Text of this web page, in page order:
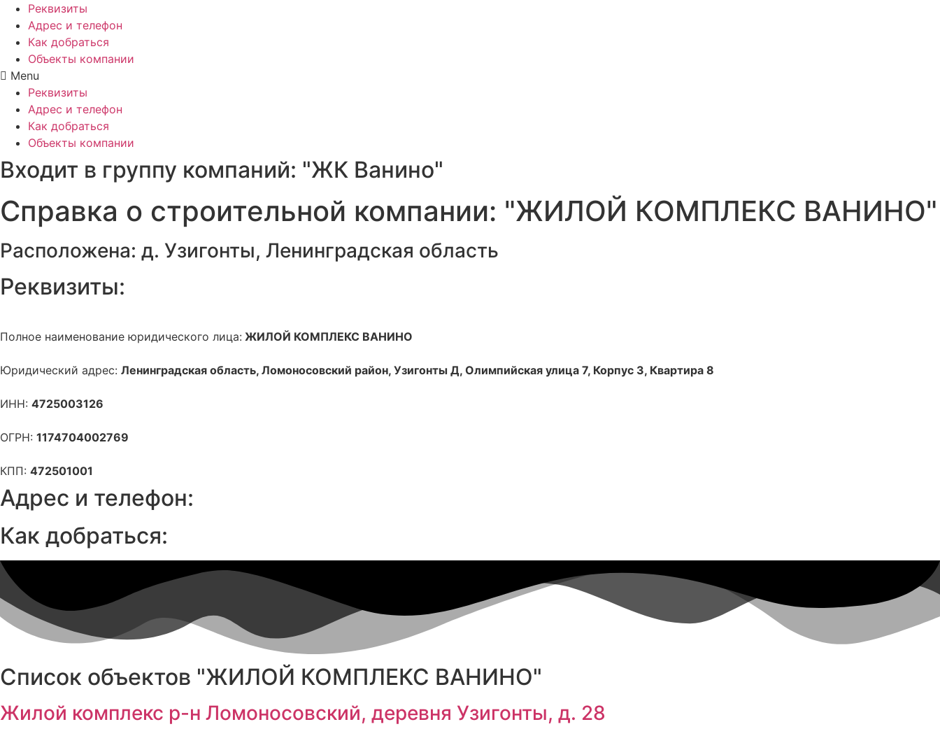
Реквизиты
Адрес и телефон
Как добраться
Объекты компании
Menu
Реквизиты
Адрес и телефон
Как добраться
Объекты компании
Входит в группу компаний: "ЖК Ванино"
Справка о строительной компании: "ЖИЛОЙ КОМПЛЕКС ВАНИНО"
Расположена: д. Узигонты, Ленинградская область
Реквизиты:
Полное наименование юридического лица: ЖИЛОЙ КОМПЛЕКС ВАНИНО
Юридический адрес: Ленинградская область, Ломоносовский район, Узигонты Д, Олимпийская улица 7, Корпус 3, Квартира 8
ИНН: 4725003126
ОГРН: 1174704002769
КПП: 472501001
Адрес и телефон:
Как добраться:
Список объектов "ЖИЛОЙ КОМПЛЕКС ВАНИНО"
Жилой комплекс р-н Ломоносовский, деревня Узигонты, д. 28